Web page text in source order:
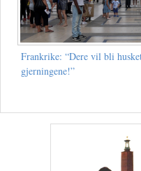
Frankrike: “Dere vil bli
gjerningene!”